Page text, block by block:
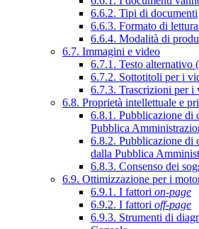
6.6.2. Tipi di documenti
6.6.3. Formato di
6.6.4. Modalità di
6.7. Immagini e video
6.7.1. Testo alternativo
6.7.2. Sottotitoli per i
6.7.3. Trascrizioni per i
6.8. Proprietà intellettuale e
6.8.1. Pubblicazione di
Pubblica
6.8.2. Pubblicazione di
dalla Pubblica
6.8.3. Consenso dei
6.9. Ottimizzazione per i
6.9.1. I fattori on-page
6.9.2. I fattori off-page
6.9.3. Strumenti di